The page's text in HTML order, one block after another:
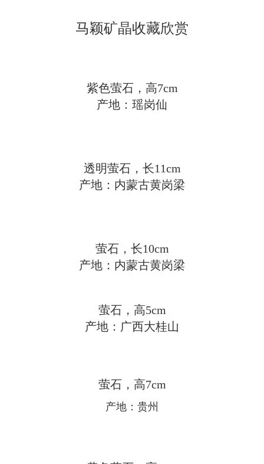
马颖矿晶收藏欣赏
紫色萤石，高7cm
产地：瑶岗仙
透明萤石，长11cm
产地：内蒙古黄岗梁
萤石，长10cm
产地：内蒙古黄岗梁
萤石，高5cm
产地：广西大桂山
萤石，高7cm
产地：贵州